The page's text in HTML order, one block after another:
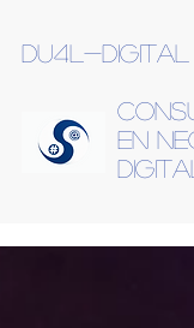
du4l-digital
en